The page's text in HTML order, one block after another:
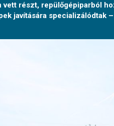
részt, repülőgépiparból
javítására specializálódtak